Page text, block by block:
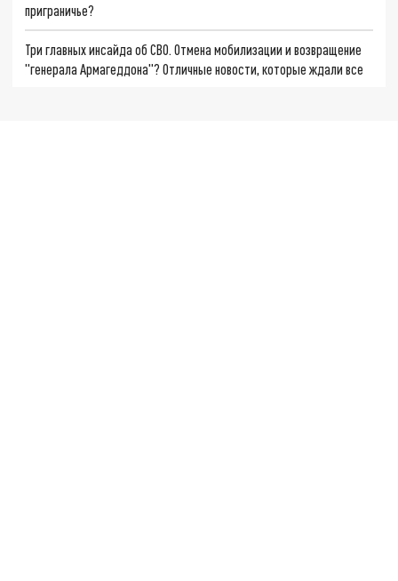
приграничье?
Три главных инсайда об СВО. Отмена мобилизации и возвращение
"генерала Армагеддона"? Отличные новости, которые ждали все